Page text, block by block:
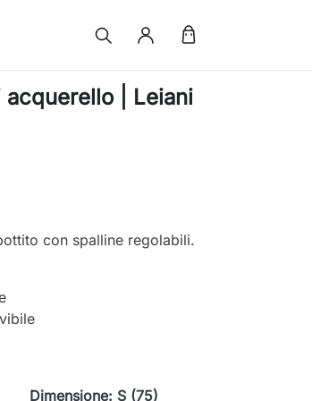
acquerello | Leiani
con spalline regolabili.
Dimensione: S (75)